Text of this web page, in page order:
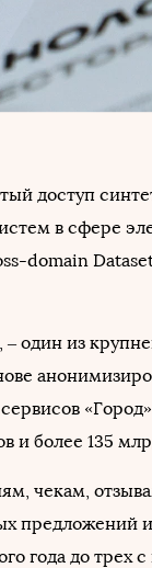
доступ
в сфере
domain
– один из
и более 135
чекам,
предложений
года до трех